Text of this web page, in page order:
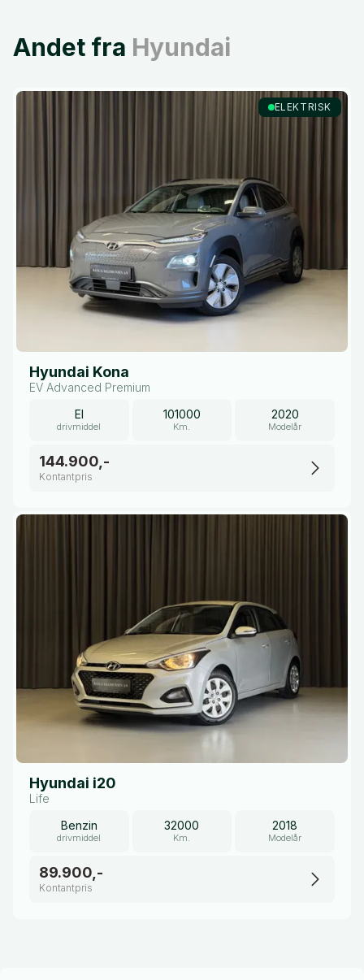
Andet fra Hyundai
ELEKTRISK
Hyundai Kona
EV Advanced Premium
El
drivmiddel
101000
Km.
2020
Modelår
144.900,-
Kontantpris
Hyundai i20
Life
Benzin
drivmiddel
32000
Km.
2018
Modelår
89.900,-
Kontantpris